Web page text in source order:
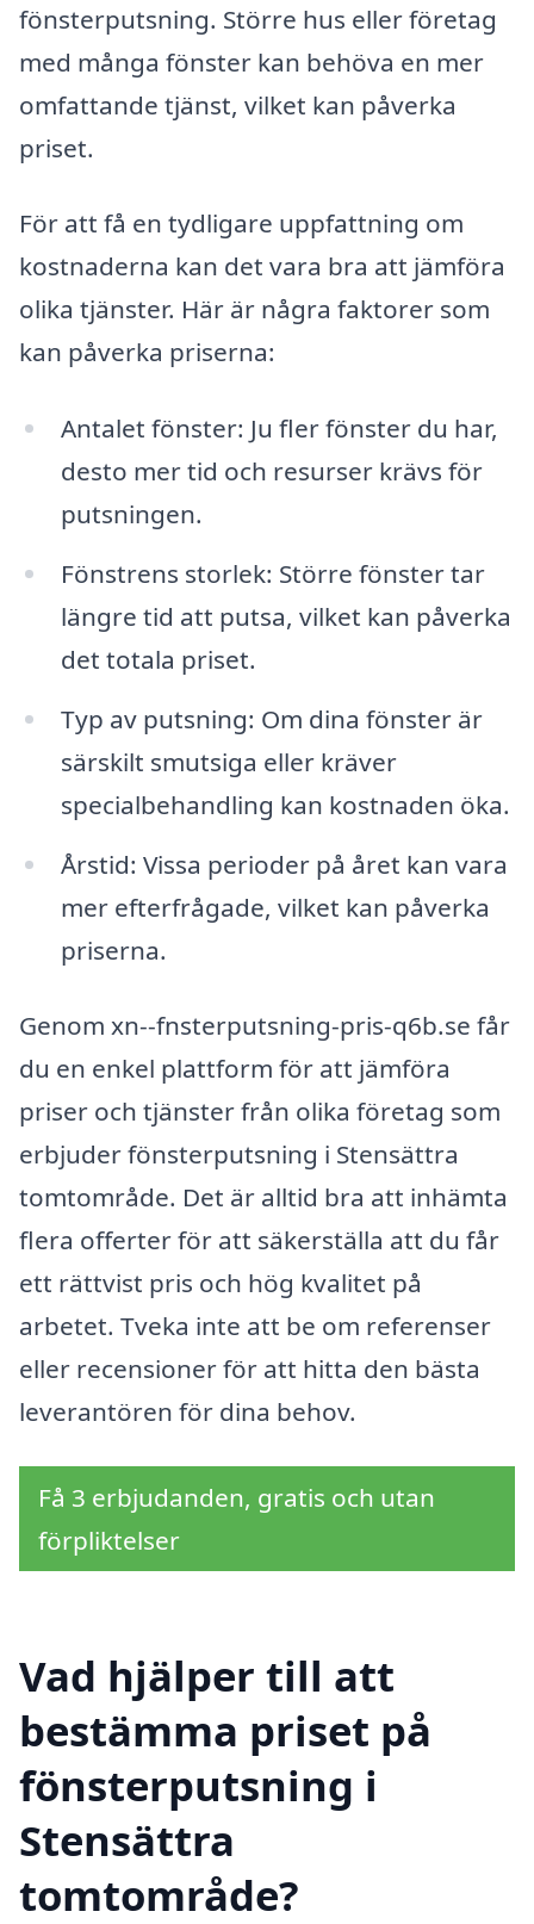
fönsterputsning. Större hus eller företag
med många fönster kan behöva en mer
omfattande tjänst, vilket kan påverka
priset.
För att få en tydligare uppfattning om
kostnaderna kan det vara bra att jämföra
olika tjänster. Här är några faktorer som
kan påverka priserna:
Antalet fönster: Ju fler fönster du har,
desto mer tid och resurser krävs för
putsningen.
Fönstrens storlek: Större fönster tar
längre tid att putsa, vilket kan påverka
det totala priset.
Typ av putsning: Om dina fönster är
särskilt smutsiga eller kräver
specialbehandling kan kostnaden öka.
Årstid: Vissa perioder på året kan vara
mer efterfrågade, vilket kan påverka
priserna.
Genom xn--fnsterputsning-pris-q6b.se får
du en enkel plattform för att jämföra
priser och tjänster från olika företag som
erbjuder fönsterputsning i Stensättra
tomtområde. Det är alltid bra att inhämta
flera offerter för att säkerställa att du får
ett rättvist pris och hög kvalitet på
arbetet. Tveka inte att be om referenser
eller recensioner för att hitta den bästa
leverantören för dina behov.
Få 3 erbjudanden, gratis och utan
förpliktelser
Vad hjälper till att
bestämma priset på
fönsterputsning i
Stensättra
tomtområde?